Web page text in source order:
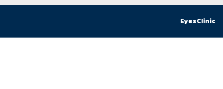
EyesClinic